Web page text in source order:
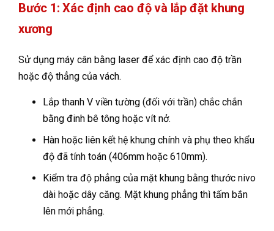
Bước 1: Xác định cao độ và lắp đặt khung
xương
Sử dụng máy cân bằng laser để xác định cao độ trần
hoặc độ thẳng của vách.
Lắp thanh V viền tường (đối với trần) chắc chắn
bằng đinh bê tông hoặc vít nở.
Hàn hoặc liên kết hệ khung chính và phụ theo khẩu
độ đã tính toán (406mm hoặc 610mm).
Kiểm tra độ phẳng của mặt khung bằng thước nivo
dài hoặc dây căng. Mặt khung phẳng thì tấm bắn
lên mới phẳng.